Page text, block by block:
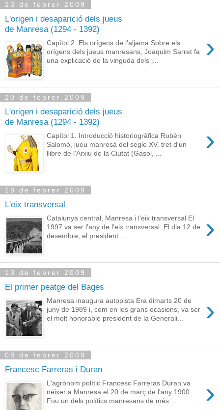
23 de febrer 2009
L'origen i desaparició dels jueus
de Manresa (1294 - 1392)
›
Capítol 2. Els orígens de l'aljama Sobre els
orígens dels jueus manresans, Joaquim Sarret fa
una explicació de la vinguda dels j...
20 de febrer 2009
L'origen i desaparició dels jueus
de Manresa (1294 - 1392)
›
Capítol 1. Introducció historiogràfica Rubèn
Salomó, jueu manresà del segle XV, tret d'un
llibre de l'Arxiu de la Ciutat (Gasol, ...
18 de febrer 2009
L'eix transversal
›
Catalunya central, Manresa i l'eix transversal El
1997 va ser l'any de l'eix transversal. El dia 12 de
desembre, el president ...
13 de febrer 2009
El primer peatge del Bages
›
Manresa inaugura autopista Era dimarts 20 de
juny de 1989 i, com en les grans ocasions, va ser
el molt honorable president de la Generali...
08 de febrer 2009
Francesc Farreras i Duran
›
L'agrònom polític Francesc Farreras Duran va
néixer a Manresa el 20 de març de l'any 1900.
Fou un dels polítics manresans de més ...